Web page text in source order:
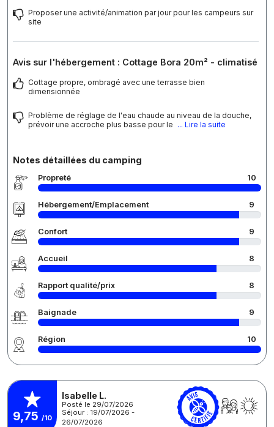
Proposer une activité/animation par jour pour les campeurs sur
site
Avis sur l'hébergement : Cottage Bora 20m² - climatisé
Cottage propre, ombragé avec une terrasse bien
dimensionnée
Problème de réglage de l'eau chaude au niveau de la douche,
prévoir une accroche plus basse pour le ... Lire la suite
Notes détaillées du camping
Propreté 10
Hébergement/Emplacement 9
Confort 9
Accueil 8
Rapport qualité/prix 8
Baignade 9
Région 10
9,75 /10
Isabelle L.
Posté le 29/07/2026
Séjour : 19/07/2026 -
26/07/2026